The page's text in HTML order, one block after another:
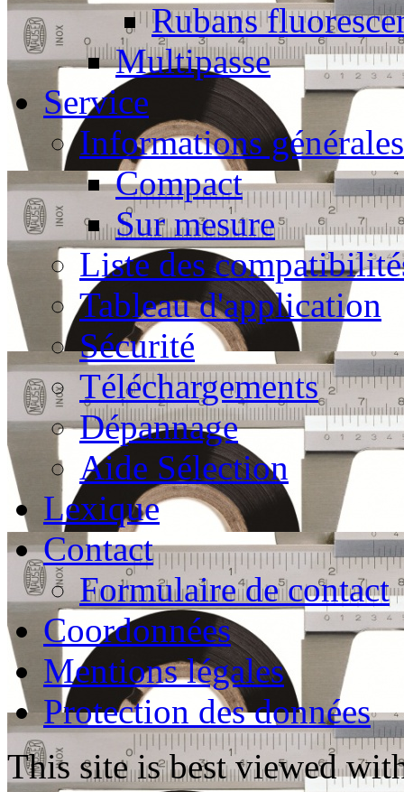
Rubans
Multipasse
Service
Informations
Compact
Sur mesure
Liste des
Tableau d'application
Sécurité
Téléchargements
Dépannage
Aide Sélection
Lexique
Contact
Formulaire de contact
Coordonnées
Mentions légales
Protection des données
This site is best viewed